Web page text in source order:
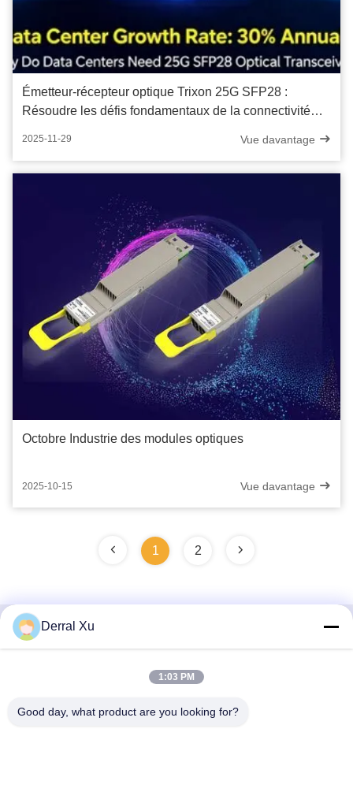
Émetteur-récepteur optique Trixon 25G SFP28 :
Résoudre les défis fondamentaux de la connectivité
2025-11-29 Vue davantage
Octobre Industrie des modules optiques
2025-10-15 Vue davantage
1 2
Contactez rapidement
zone de Tianfu, province du Sichuan à Chengdu, 610213,
Derral Xu
1:03 PM
Good day, what product are you looking for?